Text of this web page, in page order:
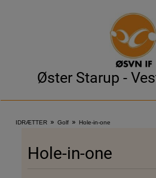
Øster Starup -
IDRÆTTER » Golf » Hole-in-one
Hole-in-one